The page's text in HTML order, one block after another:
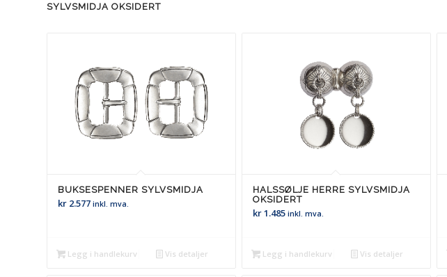
SYLVSMIDJA OKSIDERT
BUKSESPENNER SYLVSMIDJA
kr 2.577 inkl. mva.
Legg i handlekurv Vis detaljer
HALSSØLJE HERRE SYLVSMIDJA
OKSIDERT
kr1.485 inkl. mva.
Legg i handlekurv Vis detaljer